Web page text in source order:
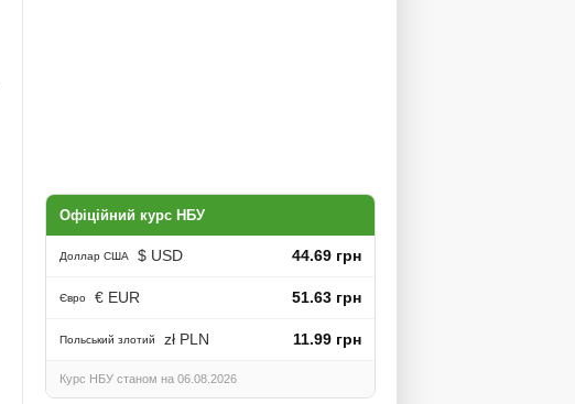
Офіційний курс НБУ
Доллар США $ USD 44.69 грн
Євро € EUR 51.63 грн
Польський злотий zł PLN 11.99 грн
Курс НБУ станом на 06.08.2026